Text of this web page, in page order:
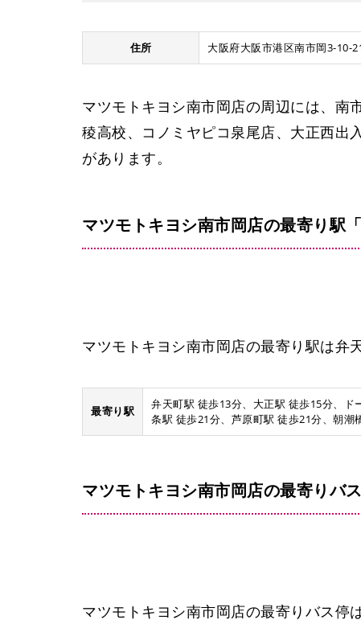
住所 大阪府大阪市港区南市岡3-10-
マツモトキヨシ南市岡店の周辺には、南
稜高校、コノミヤピコ泉尾店、大正西出
があります。
マツモトキヨシ南市岡店の最寄り駅
マツモトキヨシ南市岡店の最寄り駅は弁
最寄り駅
弁天町駅 徒歩13分、大正駅 徒歩15分、
条駅 徒歩21分、芦原町駅 徒歩21分、朝
マツモトキヨシ南市岡店の最寄りバ
マツモトキヨシ南市岡店の最寄りバス停